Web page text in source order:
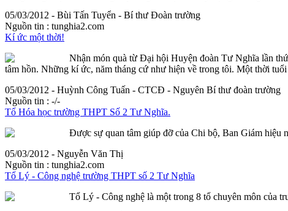
05/03/2012 - Bùi Tấn Tuyển - Bí thư Đoàn trường
Nguồn tin : tunghia2.com
Kí ức một thời!
Nhận món quà từ Đại hội Huyện đoàn Tư Nghĩa lần
tâm hồn. Những kí ức, năm tháng cứ như hiện về trong tôi. Một thời
05/03/2012 - Huỳnh Công Tuấn - CTCĐ - Nguyên Bí thư đoàn trường
Nguồn tin : -/-
Tổ Hóa học trường THPT Số 2 Tư Nghĩa.
Được sự quan tâm giúp đỡ của Chi bộ, Ban Giám
05/03/2012 - Nguyễn Văn Thị
Nguồn tin : tunghia2.com
Tổ Lý - Công nghệ trường THPT số 2 Tư Nghĩa
Tổ Lý - Công nghệ là một trong 8 tổ chuyên môn của